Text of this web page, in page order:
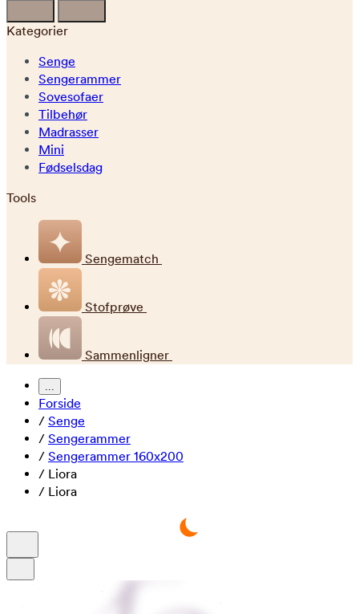
Kategorier
Senge
Sengerammer
Sovesofaer
Tilbehør
Madrasser
Mini
Fødselsdag
Tools
Sengematch
Stofprøve
Sammenligner
...
Forside
/ Senge
/ Sengerammer
/ Sengerammer 160x200
/ Liora
/ Liora